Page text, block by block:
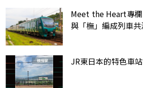
Meet the Heart專
與「橅」編成列車
JR東日本的特色車